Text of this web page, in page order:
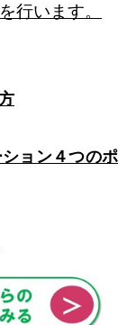
行います。
ョン４つのポ